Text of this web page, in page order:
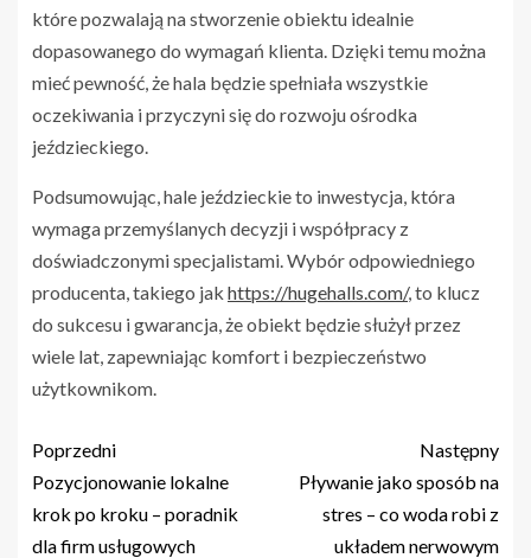
które pozwalają na stworzenie obiektu idealnie
dopasowanego do wymagań klienta. Dzięki temu można
mieć pewność, że hala będzie spełniała wszystkie
oczekiwania i przyczyni się do rozwoju ośrodka
jeździeckiego.
Podsumowując, hale jeździeckie to inwestycja, która
wymaga przemyślanych decyzji i współpracy z
doświadczonymi specjalistami. Wybór odpowiedniego
producenta, takiego jak https://hugehalls.com/, to klucz
do sukcesu i gwarancja, że obiekt będzie służył przez
wiele lat, zapewniając komfort i bezpieczeństwo
użytkownikom.
Poprzedni
Pozycjonowanie lokalne
krok po kroku – poradnik
dla firm usługowych
Następny
Pływanie jako sposób na
stres – co woda robi z
układem nerwowym